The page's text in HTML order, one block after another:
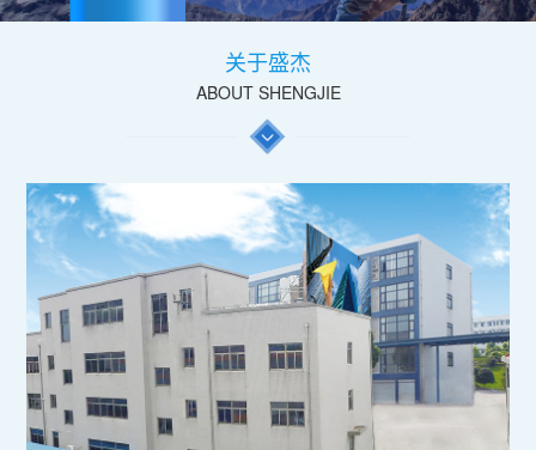
关于盛杰
ABOUT SHENGJIE